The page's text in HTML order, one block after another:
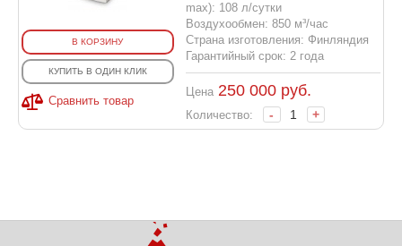
В КОРЗИНУ
КУПИТЬ В ОДИН КЛИК
Сравнить товар
max): 108 л/сутки
Воздухообмен: 850 м³/час
Страна изготовления: Финляндия
Гарантийный срок: 2 года
Цена 250 000руб.
Количество: - +